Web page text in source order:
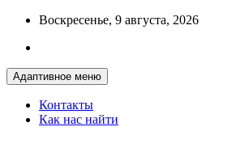
Перейти
содержимому
Воскресенье, 9 августа, 2026
Адаптивное меню
Контакты
Как нас найти